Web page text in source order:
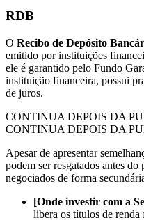
RDB
O Recibo de Depósito
emitido por instituições
ele é garantido pelo Fundo
instituição financeira, possui
de juros.
CONTINUA DEPOIS DA
CONTINUA DEPOIS DA
Apesar de apresentar
podem ser resgatados antes
negociados de forma
[Onde investir com a
libera os títulos de